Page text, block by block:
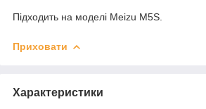
Підходить на моделі Meizu M5S.
Приховати
Характеристики